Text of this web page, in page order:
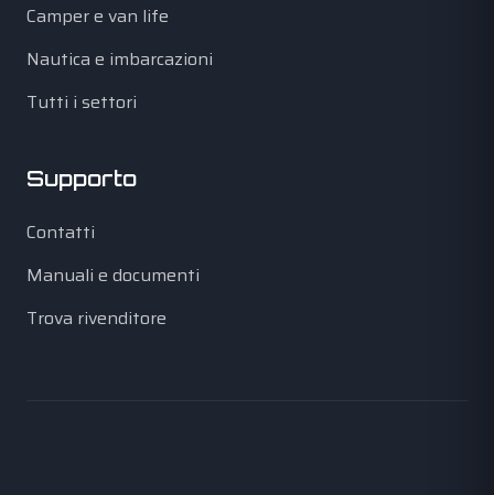
Camper e van life
Nautica e imbarcazioni
Tutti i settori
Supporto
Contatti
Manuali e documenti
Trova rivenditore